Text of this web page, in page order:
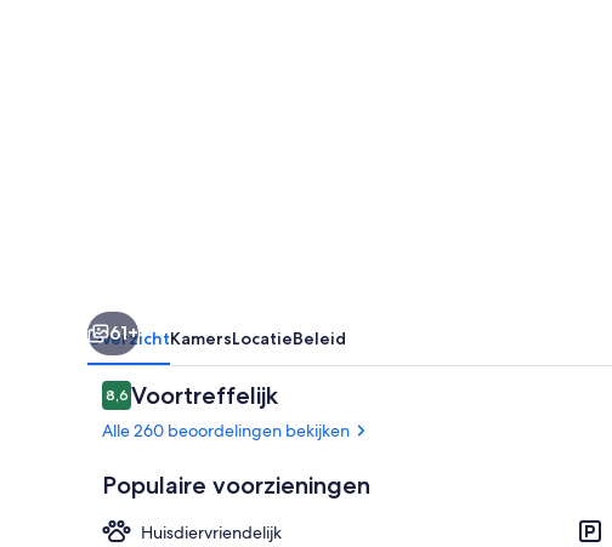
61+
OverzichtKamersLocatieBeleid
Beoordelingen
8,68,6 op 10 –
Voortreffelijk
Alle 260 beoordelingen bekijken
Populaire voorzieningen
Huisdiervriendelijk